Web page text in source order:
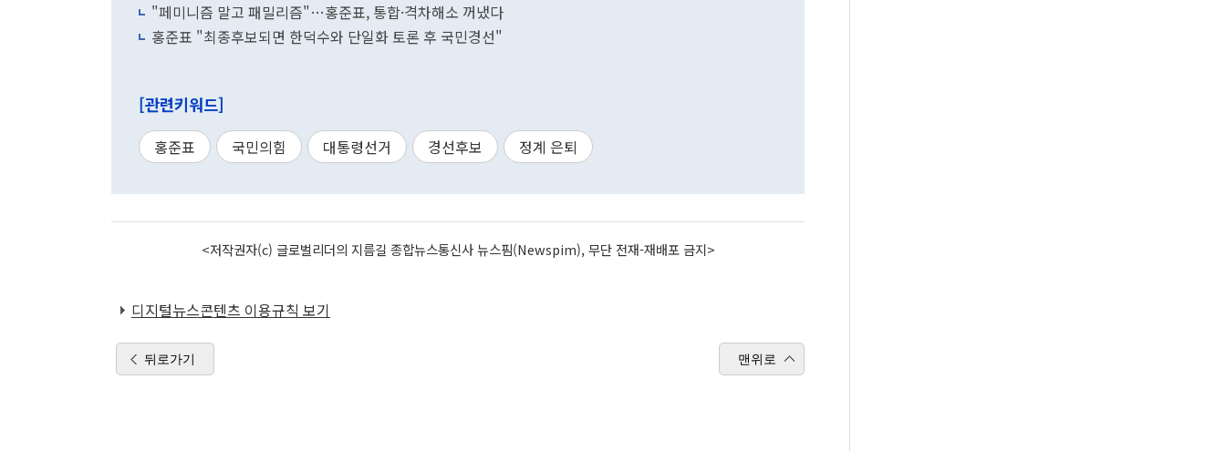
"페미니즘 말고 패밀리즘"…홍준표, 통합·격차해소 꺼냈다
홍준표 "최종후보되면 한덕수와 단일화 토론 후 국민경선"
[관련키워드]
홍준표 국민의힘 대통령선거 경선후보 정계 은퇴
<저작권자(c) 글로벌리더의 지름길 종합뉴스통신사 뉴스핌(Newspim), 무단 전재-재배포 금지>
디지털뉴스콘텐츠 이용규칙 보기
뒤로가기 맨위로